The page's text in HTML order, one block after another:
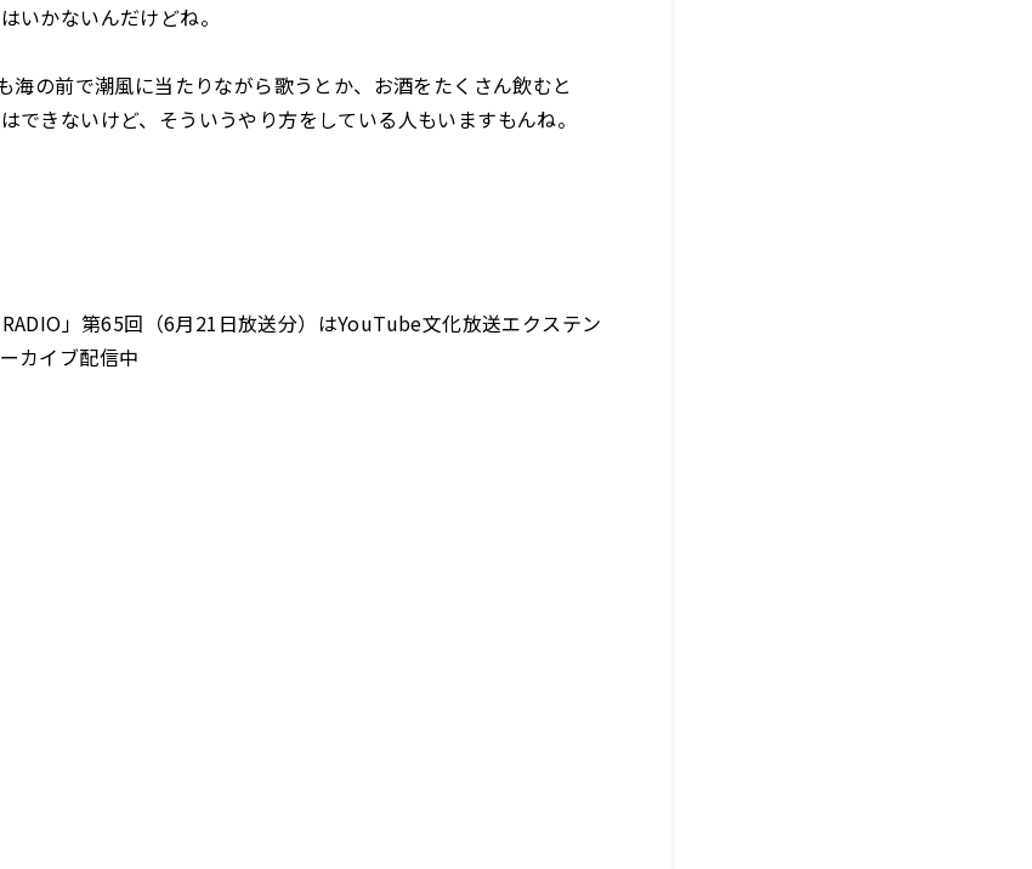
いかないんだけどね。
海の前で潮風に当たりながら歌うとか、お酒をたくさん飲むと
できないけど、そういうやり方をしている人もいますもんね。
RADIO」第65回（6月21日放送分）はYouTube文化放送エクステン
カイブ配信中